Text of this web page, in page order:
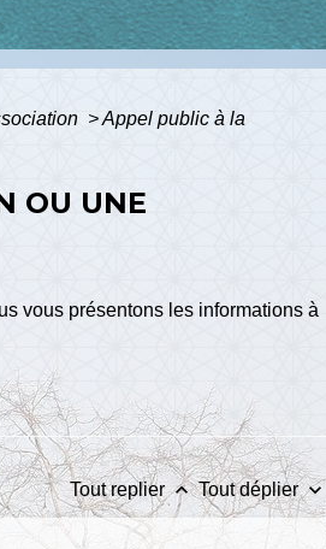
> Appel public à la
OU UNE
vous présentons les informations à
Tout replierkeyboard_arrow_up Tout déplierkeyboard_arrow_down